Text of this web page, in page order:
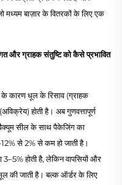
बाज़ार के वितरकों के लिए एक
और ग्राहक संतुष्टि को कैसे प्रभावित
के कारण धूल के रिसाव (ग्राहक
होती है। अब गुणवत्तापूर्ण
वैक्यूम सील के साथ पैकेजिंग का
से 2% से कम हो जाती है।
होती है, लेकिन वापसियों और
की जाती है। बल्क ऑर्डर के लिए